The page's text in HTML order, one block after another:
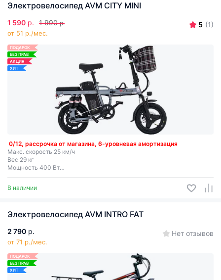
Электровелосипед AVM CITY MINI
1 590 р. 1 990 р.
от 51 р./мес.
5 (1)
ПОДАРОК
БЕЗ ПРАВ
АКЦИЯ
ХИТ
0/12, рассрочка от магазина, 6-уровневая амортизация
Макс. скорость 25 км/ч
Вес 29 кг
Мощность 400 Вт
Съемная батарея
В наличии
Электровелосипед AVM INTRO FAT
2 790 р.
от 71 р./мес.
Нет отзывов
ПОДАРОК
БЕЗ ПРАВ
ХИТ